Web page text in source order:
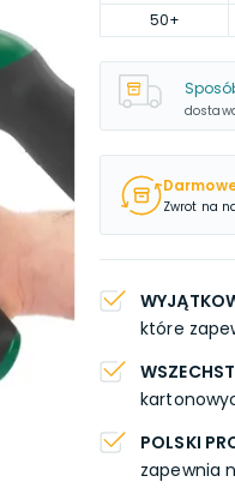
50+
Zwrot na
które
POLSKI
zapewnia